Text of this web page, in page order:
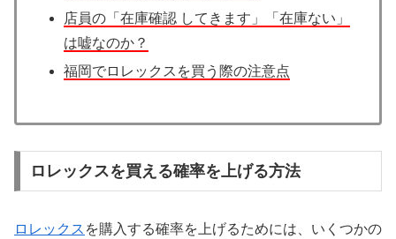
店員の「在庫確認 してきます」「在庫ない」
は嘘なのか？
福岡でロレックスを買う際の注意点
ロレックスを買える確率を上げる方法
ロレックス を購入する確率を上げるためには、いくつかの